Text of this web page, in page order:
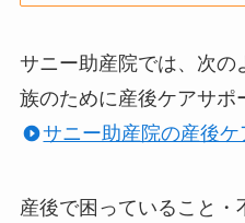
サニー助産院では、次の
族のために産後ケアサポ
サニー助産院の産後
産後で困っていること・